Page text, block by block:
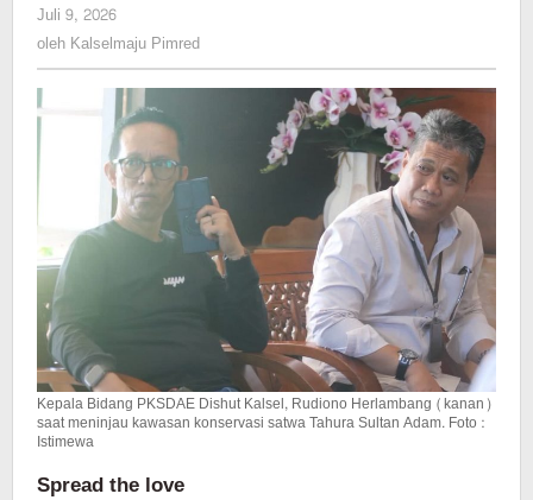
Konservasi
Juli 9, 2026
Kalselmaju
Pimred
oleh Kalselmaju Pimred
Kepala Bidang PKSDAE Dishut Kalsel, Rudiono Herlambang (kanan)
saat meninjau kawasan konservasi satwa Tahura Sultan Adam. Foto :
Istimewa
Spread the love